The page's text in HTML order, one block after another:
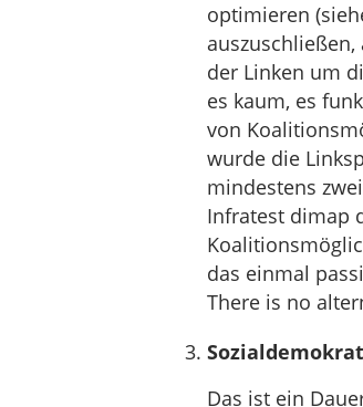
optimieren
der Linken um
es kaum, es
von
wurde die
mindestens
Infratest dimap
das einmal
There is no
Das ist ein